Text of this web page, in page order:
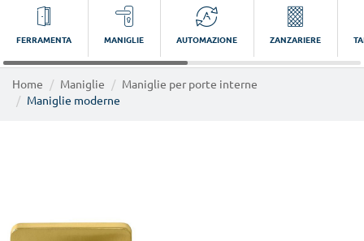
FERRAMENTA MANIGLIE AUTOMAZIONE ZANZARIERE
Home Maniglie
Maniglie per porte interne
Maniglie moderne